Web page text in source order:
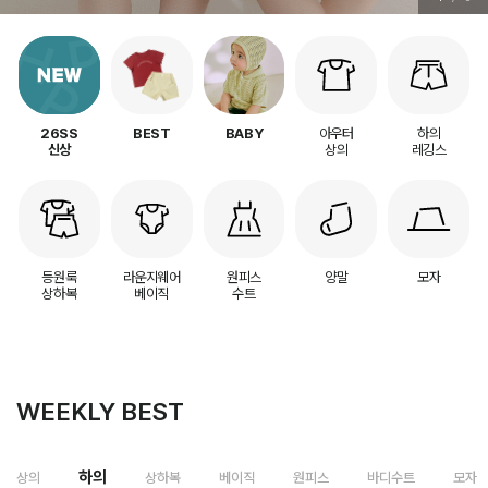
26SS
신상
BEST BABY
아우터
상의
하의
레깅스
등원룩
상하복
라운지웨어
베이직
원피스
수트
양말 모자
WEEKLY BEST
상의 하의 상하복 베이직 원피스 바디수트 모자